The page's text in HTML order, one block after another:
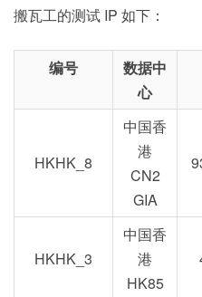
搬瓦工的测试 IP 如下：
编号
数据中
心
HKHK_8
中国香
港
CN2
GIA
HKHK_3
中国香
港
HK85